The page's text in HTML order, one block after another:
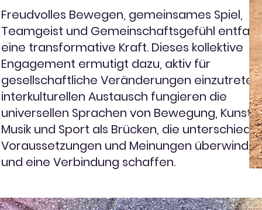
Freudvolles Bewegen, gemeinsames Spiel,
Teamgeist und Gemeinschaftsgefühl
eine transformative Kraft. Dieses kollektive
Engagement ermutigt dazu, aktiv für
gesellschaftliche Veränderungen
interkulturellen Austausch fungieren die
universellen Sprachen von Bewegung, Kunst,
Musik und Sport als Brücken, die
Voraussetzungen und Meinungen
und eine Verbindung schaffen.